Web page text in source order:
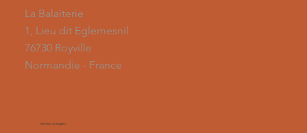
La Balaiterie
1, Lieu dit Eglemesnil
76730 Royville
Normandie - France
Mentions légales